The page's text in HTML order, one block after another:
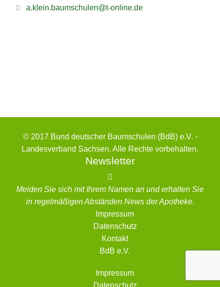
a.klein.baumschulen@t-online.de
© 2017 Bund deutscher Baumschulen (BdB) e.V. -
Landesverband Sachsen. Alle Rechte vorbehalten.
Newsletter
Melden Sie sich mit Ihrem Namen an und erhalten Sie
in regelmäßigen Abständen News der Apotheke.
Impressum
Datenschutz
Kontakt
BdB e.V.
Impressum
Datenschutz